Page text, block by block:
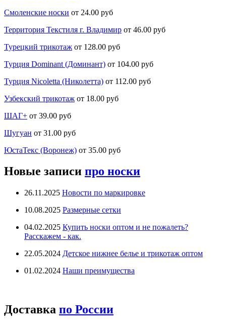
Смоленские носки от 24.00 руб
Территория Текстиля г. Владимир от 46.00 руб
Турецкий трикотаж от 128.00 руб
Турция Dominant (Доминант) от 104.00 руб
Турция Nicoletta (Николетта) от 112.00 руб
Узбекский трикотаж от 18.00 руб
ШАГ+ от 39.00 руб
Шугуан от 31.00 руб
ЮстаТекс (Воронеж) от 35.00 руб
Новые записи про носки
26.11.2025 Новости по маркировке
10.08.2025 Размерные сетки
04.02.2025 Купить носки оптом и не пожалеть?
Расскажем - как.
22.05.2024 Детское нижнее белье и трикотаж оптом
01.02.2024 Наши преимущества
Доставка по России